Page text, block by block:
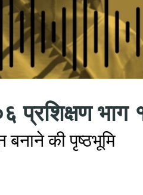
प्रशिक्षण भाग
की पृष्ठभूमि